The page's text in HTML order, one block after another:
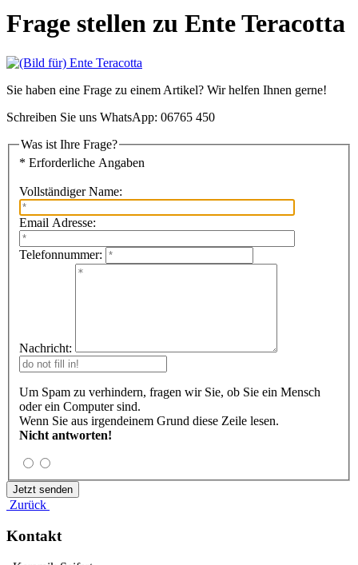
Frage stellen zu Ente Teracotta
Sie haben eine Frage zu einem Artikel? Wir helfen Ihnen gerne!
Schreiben Sie uns WhatsApp: 06765 450
Was ist Ihre Frage?
* Erforderliche Angaben
Vollständiger Name:
Email Adresse:
Telefonnummer:
Nachricht:
Um Spam zu verhindern, fragen wir Sie, ob Sie ein Mensch
oder ein Computer sind.
Wenn Sie aus irgendeinem Grund diese Zeile lesen.
Nicht antworten!
Zurück
Kontakt